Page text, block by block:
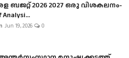
ബജറ്റ് 2026 2027 ഒരു വിശകലനം-
Analysi...
Jun 19, 2026 0